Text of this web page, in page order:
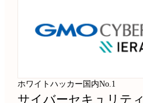
ホワイトハッカー国内No.1
サイバーセキュリティ